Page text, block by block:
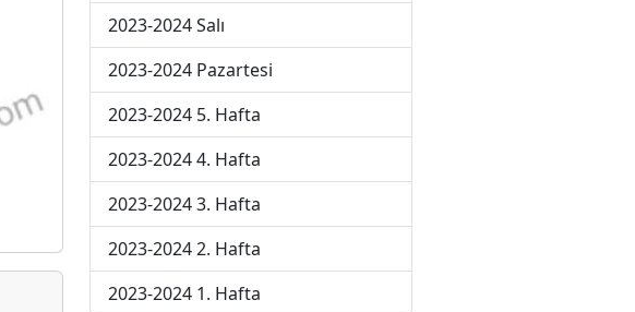
2023-2024 Salı
2023-2024 Pazartesi
2023-2024 5. Hafta
2023-2024 4. Hafta
2023-2024 3. Hafta
2023-2024 2. Hafta
2023-2024 1. Hafta